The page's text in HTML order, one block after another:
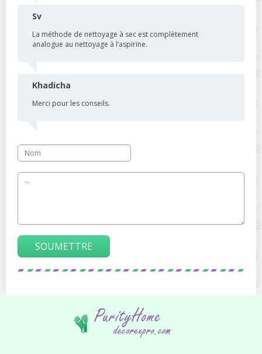
Sv
La méthode de nettoyage à sec est complètement
analogue au nettoyage à l’aspirine.
Khadicha
Merci pour les conseils.
SOUMETTRE